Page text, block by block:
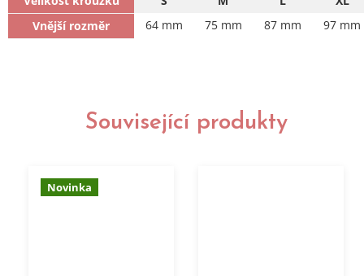
Vnější rozměr
64 mm 75 mm 87 mm 97 mm
Související produkty
Novinka